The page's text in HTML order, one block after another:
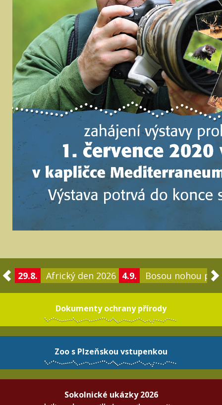
29.8. Africký den 2026 4.9. Bosou nohou po
Dokumenty ochrany přírody
Zoo s Plzeňskou vstupenkou
Sokolnické ukázky 2026